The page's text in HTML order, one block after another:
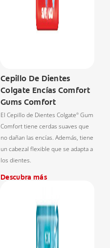
Cepillo De Dientes
Colgate Encías Comfort
Gums Comfort
El Cepillo de Dientes Colgate® Gum
Comfort tiene cerdas suaves que
no dañan las encías. Además, tiene
un cabezal flexible que se adapta a
los dientes.
Descubra más